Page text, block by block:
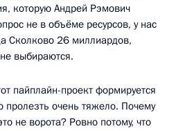
которую Андрей Рэмович
не в объёме ресурсов, у нас
Сколково 26 миллиардов,
выбираются.
пайплайн-проект формируется
пролезть очень тяжело. Почему
не ворота? Ровно потому, что